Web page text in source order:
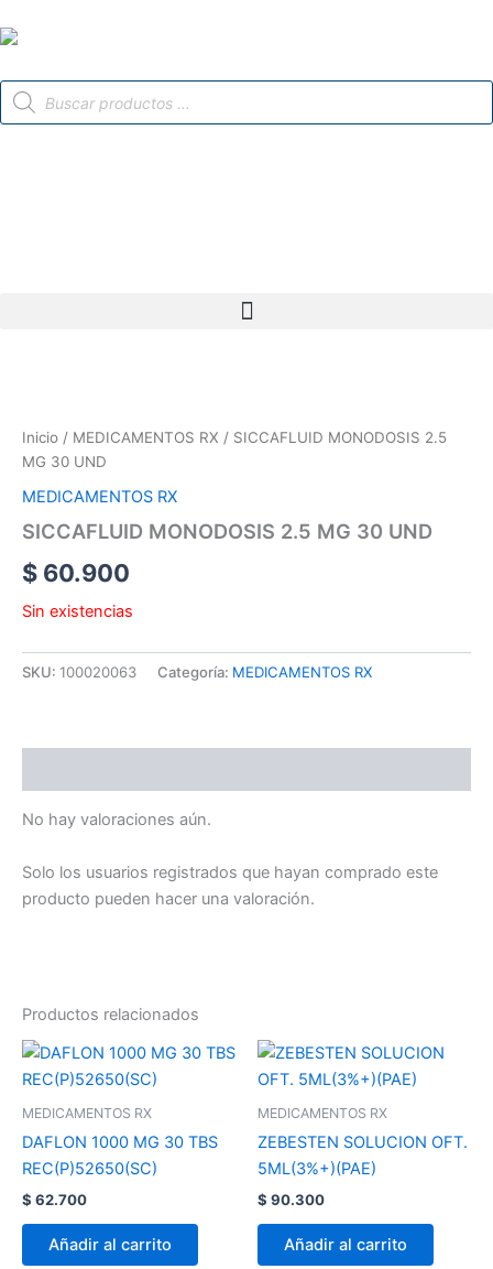
al
Búsqueda
de
Inicio / MEDICAMENTOS RX / SICCAFLUID MONODOSIS 2.5
MG 30 UND
MEDICAMENTOS RX
SICCAFLUID MONODOSIS 2.5 MG 30 UND
$ 60.900
Sin existencias
SKU: 100020063 Categoría: MEDICAMENTOS RX
No hay valoraciones aún.
Solo los usuarios registrados que hayan comprado este
producto pueden hacer una valoración.
Productos relacionados
MEDICAMENTOS RX
DAFLON 1000 MG 30 TBS
REC(P)52650(SC)
$ 62.700
Añadir al carrito
MEDICAMENTOS RX
ZEBESTEN SOLUCION OFT.
5ML(3%+)(PAE)
$ 90.300
Añadir al carrito